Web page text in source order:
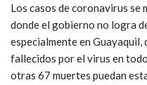
Los casos de coronavirus se
donde el gobierno no logra
especialmente en
fallecidos por el virus en
otras 67 muertes puedan